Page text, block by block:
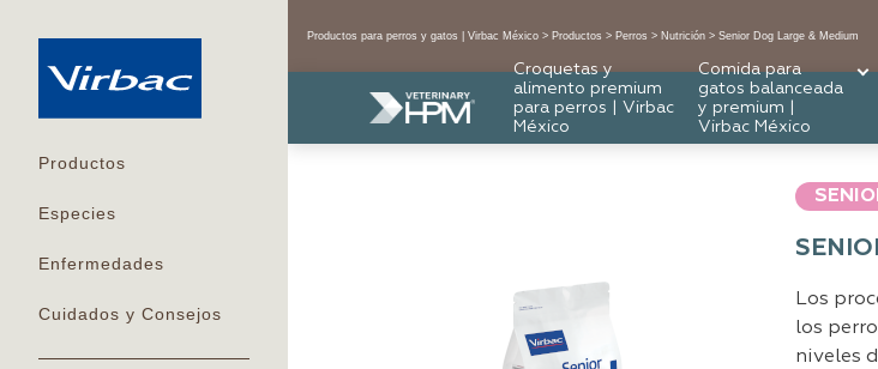
Productos
Especies
Enfermedades
Cuidados y Consejos
Productos para perros y gatos | Virbac México Productos Perros Nutrición Senior Dog Large & Medium
Croquetas y
alimento premium
para perros | Virbac
México
Comida para
gatos balanceada
y premium |
Virbac México
Los
los
niveles